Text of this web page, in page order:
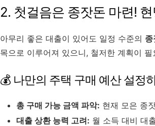
2. 첫걸음은 종잣돈 마련!
아무리 좋은 대출이 있어도 일정 수준의
목으로 이루어져 있으니, 철저한 계획이 필
💰 나만의 주택 구매 예산 설정
총 구매 가능 금액 파악: 현재 모은 종
대출 상환 능력 고려: 월 소득 대비 대